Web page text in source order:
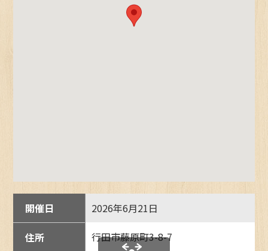
開催日 2026年6月21日
住所 行田市藤原町3-8-7